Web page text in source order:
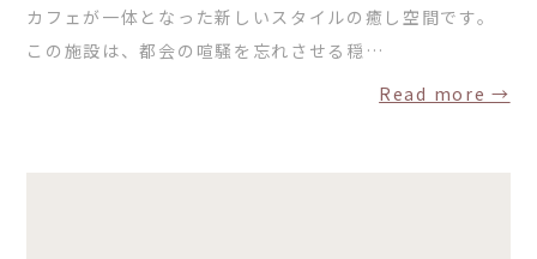
栃木県那須町簑沢563-4旧美野沢小学校
0287-73-5333
カフェが一体となった新しいスタイルの癒し空間です。
この施設は、都会の喧騒を忘れさせる穏…
Read more →